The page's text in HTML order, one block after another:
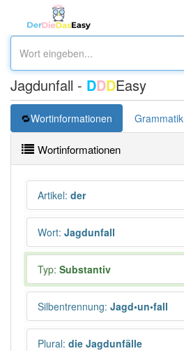
Jagdunfall - DDDEasy
Wortinformationen Grammatik
Wortinformationen
Artikel: der
Wort: Jagdunfall
Typ: Substantiv
Silbentrennung: Jagd•un•fall
Plural: die Jagdunfälle